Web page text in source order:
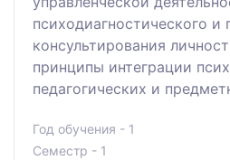
психодиагностического и
консультирования
принципы интеграции
педагогических и
Год обучения - 1
Семестр - 1